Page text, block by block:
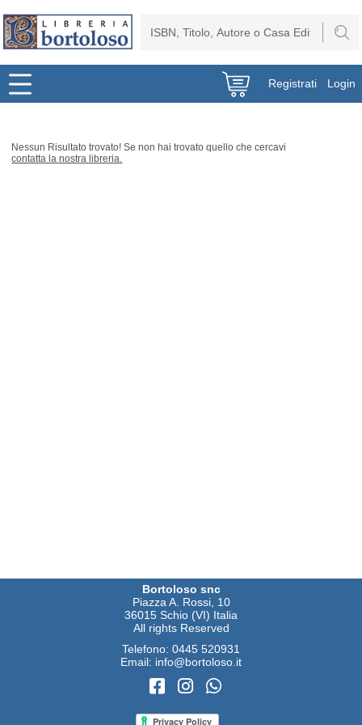
Registrati Login
Nessun Risultato trovato! Se non hai trovato quello che cercavi
contatta la nostra libreria.
Bortoloso snc
Piazza A. Rossi, 10
36015 Schio (VI) Italia
All rights Reserved
Telefono: 0445 520931
Email: info@bortoloso.it